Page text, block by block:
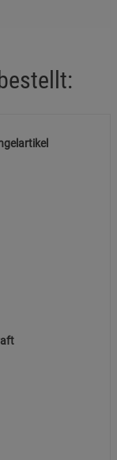
Statistik Cookies